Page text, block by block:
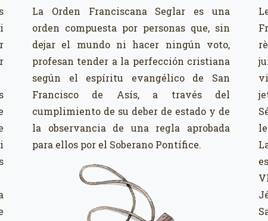
La Orden Franciscana Seglar es una
orden compuesta por personas que, sin
dejar el mundo ni hacer ningún voto,
profesan tender a la perfección cristiana
según el espíritu evangélico de San
Francisco de Asís, a través del
cumplimiento de su deber de estado y de
la observancia de una regla aprobada
para ellos por el Soberano Pontífice.